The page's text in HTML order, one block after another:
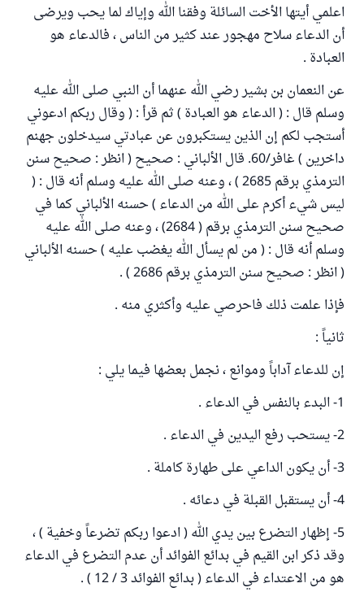
اعلمي أيتها الأخت السائلة وفقنا الله وإياك لما يحب ويرضى
أن الدعاء سلاح مهجور عند كثير من الناس ، فالدعاء هو
العبادة .
عن النعمان بن بشير رضي الله عنهما أن النبي صلى الله عليه
وسلم قال : ( الدعاء هو العبادة ) ثم قرأ : ( وقال ربكم ادعوني
أستجب لكم إن الذين يستكبرون عن عبادتي سيدخلون جهنم
داخرين ) غافر/60. قال الألباني : صحيح ( انظر : صحيح سنن
الترمذي برقم 2685 ) ، وعنه صلى الله عليه وسلم أنه قال : (
ليس شيء أكرم على الله من الدعاء ) حسنه الألباني كما في
صحيح سنن الترمذي برقم ( 2684) ، وعنه صلى الله عليه
وسلم أنه قال : ( من لم يسأل الله يغضب عليه ) حسنه الألباني
( انظر : صحيح سنن الترمذي برقم 2686 ) .
فإذا علمت ذلك فاحرصي عليه وأكثري منه .
ثانياً :
إن للدعاء آداباً وموانع ، نجمل بعضها فيما يلي :
1- البدء بالنفس في الدعاء .
2- يستحب رفع اليدين في الدعاء .
3- أن يكون الداعي على طهارة كاملة .
4- أن يستقبل القبلة في دعائه .
5- إظهار التضرع بين يدي الله ( ادعوا ربكم تضرعاً وخفية ) ،
وقد ذكر ابن القيم في بدائع الفوائد أن عدم التضرع في الدعاء
هو من الاعتداء في الدعاء ( بدائع الفوائد 3 / 12 ) .